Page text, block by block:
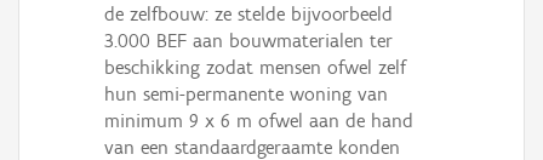
de zelfbouw: ze stelde bijvoorbeeld
3.000 BEF aan bouwmaterialen ter
beschikking zodat mensen ofwel zelf
hun semi-permanente woning van
minimum 9 x 6 m ofwel aan de hand
van een standaardgeraamte konden